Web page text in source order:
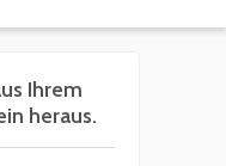
Ihrem
heraus.